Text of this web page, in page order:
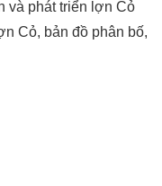
và phát triển lợn Cỏ
Cỏ, bản đồ phân bố,